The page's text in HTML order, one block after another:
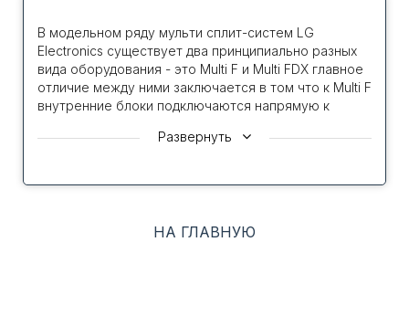
В модельном ряду мульти сплит-систем LG
Electronics существует два принципиально разных
вида оборудования - это Multi F и Multi FDX главное
отличие между ними заключается в том что к Multi F
внутренние блоки подключаются напрямую к
наружному блоку производит через специальные
аналогичных Multi FDX, представленных на рынке
Развернуть
НА ГЛАВНУЮ